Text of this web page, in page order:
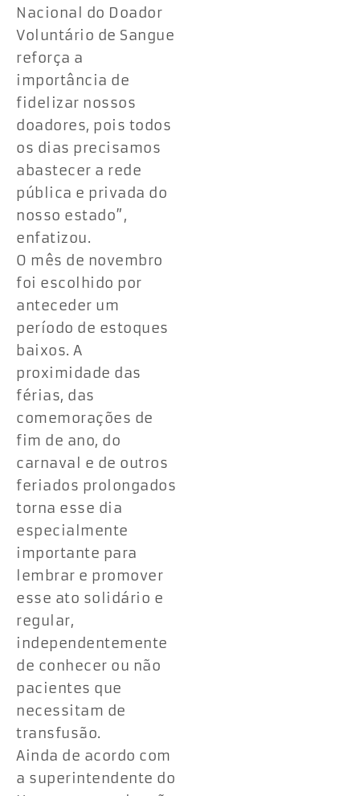
Nacional do Doador
Voluntário de Sangue
reforça a
importância de
fidelizar nossos
doadores, pois todos
os dias precisamos
abastecer a rede
pública e privada do
nosso estado”,
enfatizou.
O mês de novembro
foi escolhido por
anteceder um
período de estoques
baixos. A
proximidade das
férias, das
comemorações de
fim de ano, do
carnaval e de outros
feriados prolongados
torna esse dia
especialmente
importante para
lembrar e promover
esse ato solidário e
regular,
independentemente
de conhecer ou não
pacientes que
necessitam de
transfusão.
Ainda de acordo com
a superintendente do